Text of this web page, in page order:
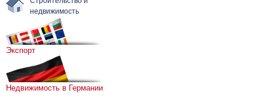
недвижимость
Экспорт
Недвижимость в Германии